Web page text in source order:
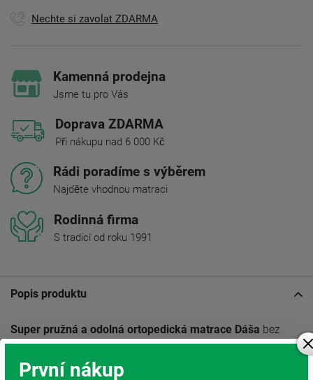
Nechte si zavolat ZDARMA
Kamenná prodejna
Jsme tu pro Vás
Doprava ZDARMA
Při nákupu nad 6 000 Kč
Rádi poradíme s výběrem
Najděte vhodnou matraci
Rodinná firma
S tradicí od roku 1991
Popis produktu
Super pružná a odolná ortopedická matrace Dáša bez
lepidel.
Vzdušný spoj, vynikající pěny se
První nákup